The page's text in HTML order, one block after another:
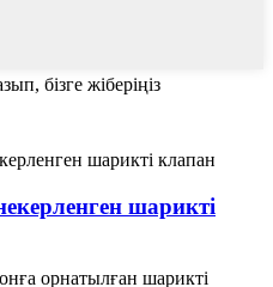
бізге жіберіңіз
шарикті